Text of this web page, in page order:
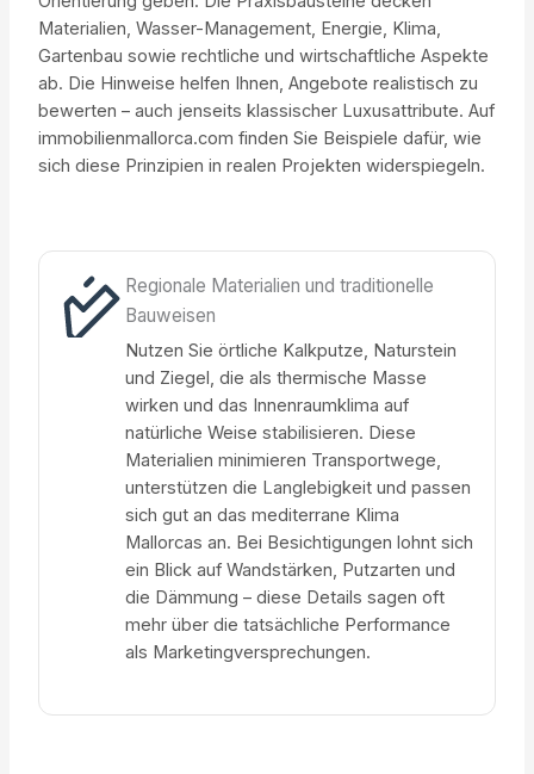
Materialien, Wasser-Management, Energie, Klima,
Gartenbau sowie rechtliche und wirtschaftliche Aspekte
ab. Die Hinweise helfen Ihnen, Angebote realistisch zu
bewerten – auch jenseits klassischer Luxusattribute. Auf
immobilienmallorca.com finden Sie Beispiele dafür, wie
sich diese Prinzipien in realen Projekten widerspiegeln.
Regionale Materialien und traditionelle
Bauweisen
Nutzen Sie örtliche Kalkputze, Naturstein
und Ziegel, die als thermische Masse
wirken und das Innenraumklima auf
natürliche Weise stabilisieren. Diese
Materialien minimieren Transportwege,
unterstützen die Langlebigkeit und passen
sich gut an das mediterrane Klima
Mallorcas an. Bei Besichtigungen lohnt sich
ein Blick auf Wandstärken, Putzarten und
die Dämmung – diese Details sagen oft
mehr über die tatsächliche Performance
als Marketingversprechungen.